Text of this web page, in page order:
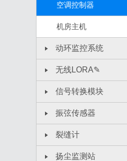
空调控制器
机房主机
动环监控系统
无线LORA✎
信号转换模块
振弦传感器
裂缝计
扬尘监测站